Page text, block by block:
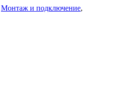
Монтаж и подключение,